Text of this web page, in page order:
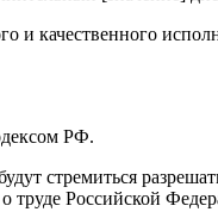
качественного
РФ.
стремиться
труде Российской